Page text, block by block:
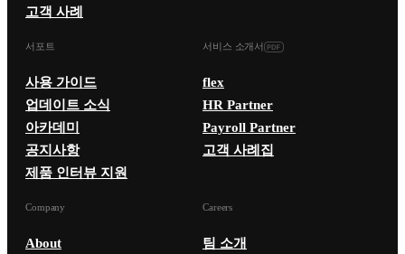
고객 사례
서포트
사용 가이드
업데이트 소식
아카데미
공지사항
제품 인터뷰 지원
서비스 소개서
flex
HR Partner
Payroll Partner
고객 사례집
Company
About
Careers
팀 소개